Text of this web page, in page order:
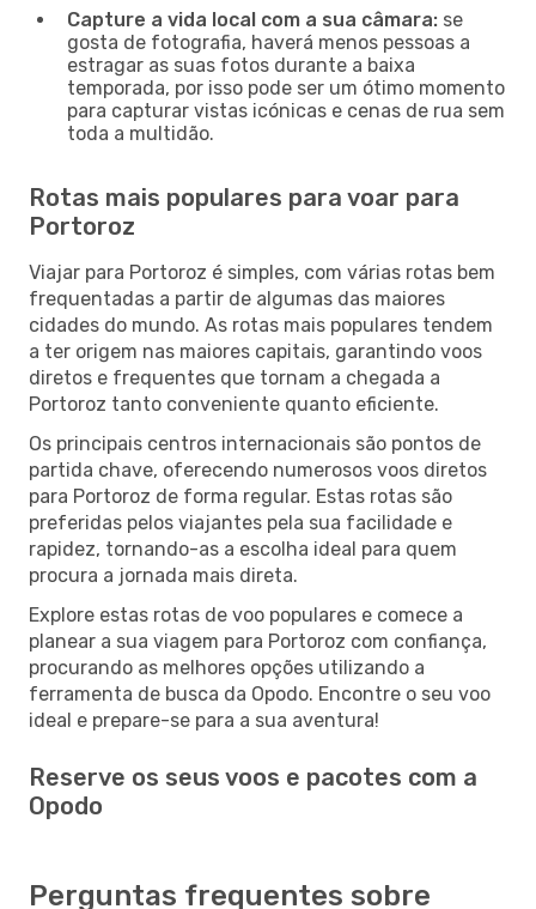
Capture a vida local com a sua câmara: se
gosta de fotografia, haverá menos pessoas a
estragar as suas fotos durante a baixa
temporada, por isso pode ser um ótimo momento
para capturar vistas icónicas e cenas de rua sem
toda a multidão.
Rotas mais populares para voar para
Portoroz
Viajar para Portoroz é simples, com várias rotas bem
frequentadas a partir de algumas das maiores
cidades do mundo. As rotas mais populares tendem
a ter origem nas maiores capitais, garantindo voos
diretos e frequentes que tornam a chegada a
Portoroz tanto conveniente quanto eficiente.
Os principais centros internacionais são pontos de
partida chave, oferecendo numerosos voos diretos
para Portoroz de forma regular. Estas rotas são
preferidas pelos viajantes pela sua facilidade e
rapidez, tornando-as a escolha ideal para quem
procura a jornada mais direta.
Explore estas rotas de voo populares e comece a
planear a sua viagem para Portoroz com confiança,
procurando as melhores opções utilizando a
ferramenta de busca da Opodo. Encontre o seu voo
ideal e prepare-se para a sua aventura!
Reserve os seus voos e pacotes com a
Opodo
Perguntas frequentes sobre